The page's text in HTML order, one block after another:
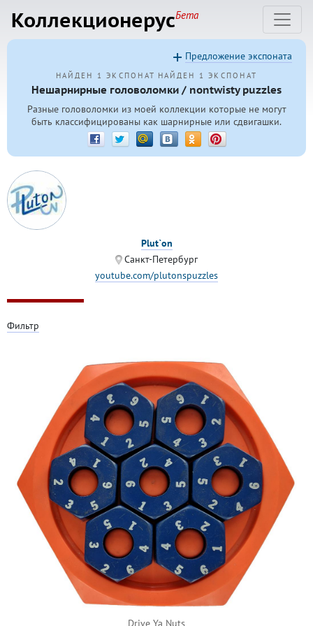
КоллекционерусБета
НАЙДЕН 1 ЭКСПОНАТ НАЙДЕН 1 ЭКСПОНАТ
Нешарнирные головоломки / nontwisty puzzles
Разные головоломки из моей коллекции которые не могут
быть классифицированы как шарнирные или сдвигашки.
Предложение экспоната
Plut`on
Санкт-Петербург
youtube.com/plutonspuzzles
Drive Ya Nuts
Фильтр